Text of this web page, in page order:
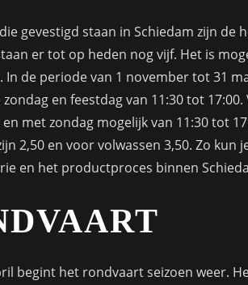
gevestigd staan in Schiedam zijn de
er tot op heden nog vijf. Het is
In de periode van 1 november tot 31
zondag en feestdag van 11:30 tot
met zondag mogelijk van 11:30 tot
2,50 en voor volwassen 3,50. Zo
en het productproces binnen
begint het rondvaart seizoen weer.